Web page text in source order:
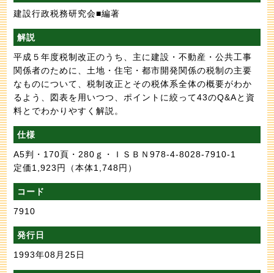
建設行政税務研究会■編著
解説
平成５年度税制改正のうち、主に建設・不動産・公共工事
関係者のために、土地・住宅・都市開発関係の税制の主要
なものについて、税制改正とその税体系全体の概要がわか
るよう、図表を用いつつ、ポイントに絞って43のQ&Aと資
料とでわかりやすく解説。
仕様
A5判・170頁・280ｇ・ＩＳＢＮ978-4-8028-7910-1
定価1,923円
（本体1,748円）
コード
7910
発行日
1993年08月25日